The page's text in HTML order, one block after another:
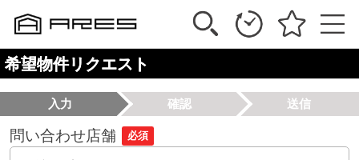
希望物件リクエスト
入力 確認 送信
問い合わせ店舗 必須